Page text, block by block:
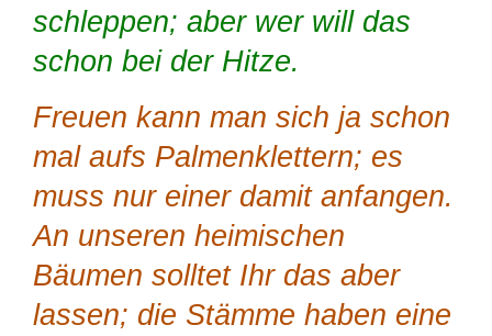
schleppen; aber wer will das
schon bei der Hitze.
Freuen kann man sich ja schon
mal aufs Palmenklettern; es
muss nur einer damit anfangen.
An unseren heimischen
Bäumen solltet Ihr das aber
lassen; die Stämme haben eine